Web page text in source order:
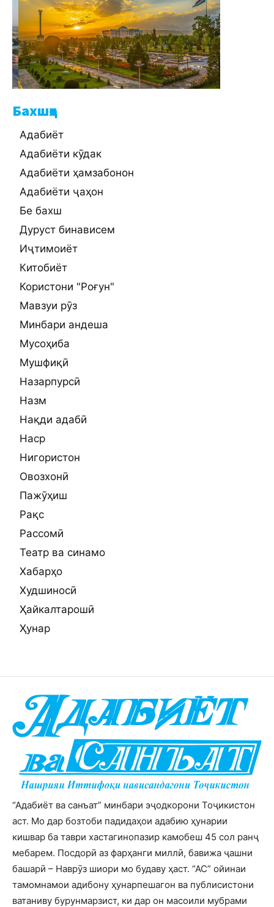
Бахшҳо
Адабиёт
Адабиёти кӯдак
Адабиёти ҳамзабонон
Адабиёти ҷаҳон
Бе бахш
Дуруст бинависем
Иҷтимоиёт
Китобиёт
Користони "Роғун"
Мавзуи рӯз
Минбари андеша
Мусоҳиба
Мушфиқӣ
Назарпурсӣ
Назм
Нақди адабӣ
Наср
Нигористон
Овозхонӣ
Пажӯҳиш
Рақс
Рассомӣ
Театр ва синамо
Хабарҳо
Худшиносӣ
Ҳайкалтарошӣ
Ҳунар
“Адабиёт ва санъат” минбари эҷодкорони Тоҷикистон
аст. Мо дар бозтоби падидаҳои адабию ҳунарии
кишвар ба таври хастагинопазир камобеш 45 сол ранҷ
мебарем. Посдорӣ аз фарҳанги миллӣ, бавижа ҷашни
башарӣ – Наврӯз шиори мо будаву ҳаст. “АС” ойинаи
тамомнамои адибону ҳунарпешагон ва публисистони
ватаниву бурунмарзист, ки дар он масоили мубрами